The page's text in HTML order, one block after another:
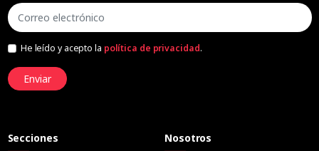
He leído y acepto la política de privacidad.
Enviar
Secciones Nosotros